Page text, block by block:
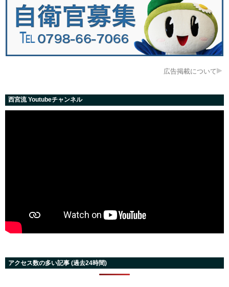
広告掲載について
西宮流 Youtubeチャンネル
アクセス数の多い記事 (過去24時間)